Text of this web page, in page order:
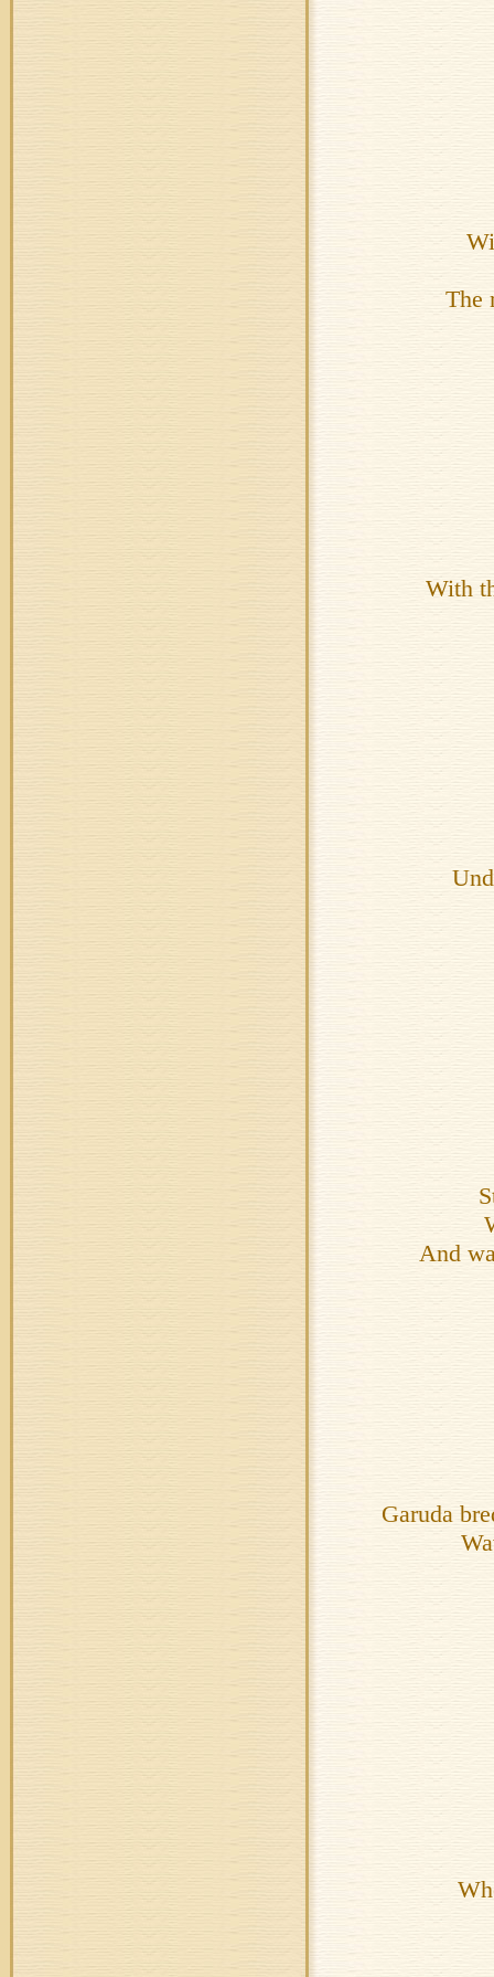
The
With
And
Garuda